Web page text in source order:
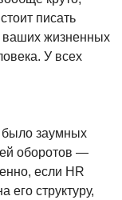
писать
ваших жизненных
У всех
было заумных
оборотов —
если HR
структуру,